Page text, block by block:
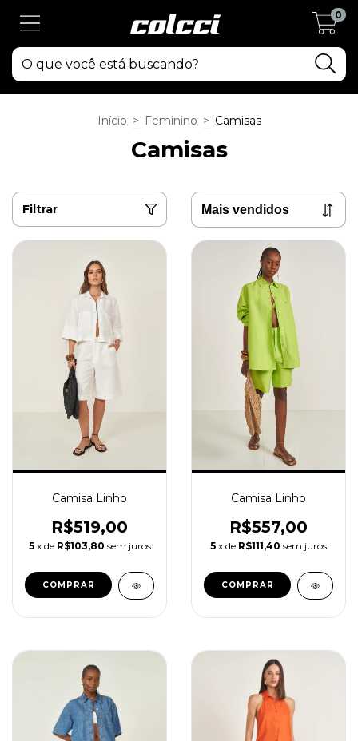
0
Início > Feminino > Camisas
Camisas
Filtrar
Camisa Linho
R$519,00
5 x de R$103,80 sem juros
COMPRAR
Camisa Linho
R$557,00
5 x de R$111,40 sem juros
COMPRAR